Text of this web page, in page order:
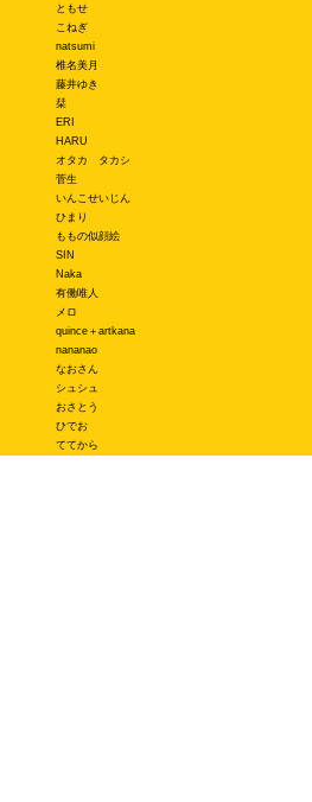
ともせ
こねぎ
natsumi
椎名美月
藤井ゆき
栞
ERI
HARU
オタカ タカシ
菅生
いんこせいじん
ひまり
ももの似顔絵
SIN
Naka
有働唯人
メロ
quince＋artkana
nananao
なおさん
シュシュ
おさとう
ひでお
ててから